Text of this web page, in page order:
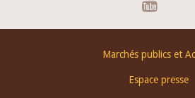
Marchés publics et
Espace presse